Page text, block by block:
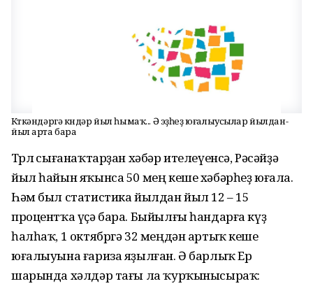
Көткәндәргә көндәр йыл һымаҡ... Ә эҙһеҙ юғалыусылар йылдан-
йыл арта бара
Төрлө сығанаҡтарҙан хәбәр ителеүенсә, Рәсәйҙә
йыл һайын яҡынса 50 мең кеше хәбәрһеҙ юғала.
Һәм был статистика йылдан йыл 12 – 15
процентҡа үҫә бара. Быйылғы һандарға күҙ
һалһаҡ, 1 октябргә 32 меңдән артыҡ кеше
юғалыуына ғариза яҙылған. Ә барлыҡ Ер
шарында хәлдәр тағы ла ҡурҡынысыраҡ: